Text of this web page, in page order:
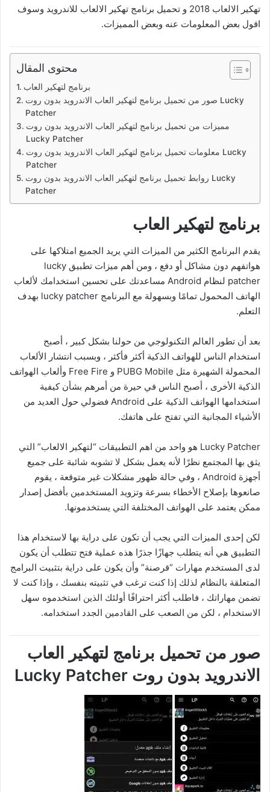
تهكير الالعاب 2018 و تحميل برنامج تهكير الالعاب للاندرويد وسوف
اقول بعض المعلومات عنه وبعض المميزات.
محتوى المقال
برنامج لتهكير العاب
صور من تحميل برنامج لتهكير العاب الاندرويد بدون روت Lucky
Patcher
مميزات من تحميل برنامج لتهكير العاب الاندرويد بدون روت
Lucky Patcher
معلومات تحميل برنامج لتهكير العاب الاندرويد بدون روت Lucky
Patcher
روابط تحميل برنامج لتهكير العاب الاندرويد بدون روت Lucky
Patcher
برنامج لتهكير العاب
يقدم البرنامج الكثير من الميزات التي يريد الجميع امتلاكها على
هواتفهم دون مشاكل أو دفع ، ومن أهم ميزات تطبيق lucky
patcher لنظام Android مساعدتك على تحسين استخدامك لألعاب
الهاتف المحمول تمامًا وبسهولة مع البرنامج lucky patcher بهدف
التعلم.
بعد أن تطور العالم التكنولوجي من حولنا بشكل كبير ، أصبح
استخدام الناس للهواتف الذكية أكثر فأكثر ، وبسبب انتشار الألعاب
المحمولة الشهيرة مثل PUBG Mobile و Free Fire وألعاب الهواتف
الذكية الأخرى ، أصبح الناس في حيرة من أمرهم بشأن كيفية
استخدامها الهواتف الذكية على Android فضولي حول العديد من
الأشياء المجانية التي تفتح على هاتفك.
Lucky Patcher هو واحد من اهم التطبيقات “لتهكير الالعاب” التي
يثق بها المجتمع نظرًا لأنه يعمل بشكل لا تشوبه شائبة على جميع
أجهزة Android ، وفي حالة ظهور مشكلات غير متوقعة ، يقوم
صانعوها بإصلاح الأخطاء بسرعة وتزويد المستخدمين بأفضل إصدار
ممكن يعتمد على الهواتف المختلفة التي يستخدمونها.
لكن إحدى الميزات التي يجب أن تكون على دراية بها لاستخدام هذا
التطبيق هي أنه يتطلب جهازًا جذرًا هذه عملية فتح تتطلب أن يكون
لدى المستخدم مهارات “قرصنة” وأن يكون على دراية بتثبيت البرامج
المتعلقة بالنظام لذلك إذا كنت ترغب في تثبيته بنفسك ، وإذا كنت لا
تضمن مهاراتك ، فاطلب أكثر احترافًا أولئك الذين استخدموه سهل
الاستخدام ، لكن من الصعب على القادمين الجدد استخدامه.
صور من تحميل برنامج لتهكير العاب
الاندرويد بدون روت Lucky Patcher